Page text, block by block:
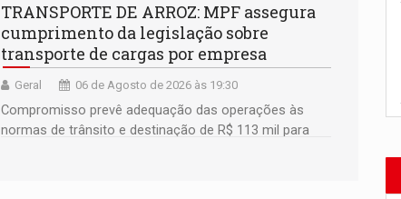
TRANSPORTE DE ARROZ: MPF assegura
cumprimento da legislação sobre
transporte de cargas por empresa
Geral 06 de Agosto de 2026 às 19:30
Compromisso prevê adequação das operações às
normas de trânsito e destinação de R$ 113 mil para